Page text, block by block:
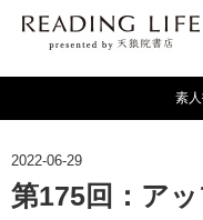
素
2022-06-29
第175回：ア